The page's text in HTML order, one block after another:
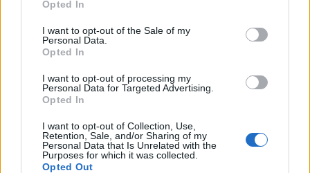
Opted In
I want to opt-out of the Sale of my
Personal Data.
Opted In
I want to opt-out of processing my
Personal Data for Targeted Advertising.
Opted In
I want to opt-out of Collection, Use,
Retention, Sale, and/or Sharing of my
Personal Data that Is Unrelated with the
Purposes for which it was collected.
Opted Out
περιφερειάρχης από τον ΥπΑΑΤ με την επιστολή
Πηγή: in.gr
Ακολουθήστε τοnotospress.grστο Google News και
μάθετε πρώτοιόλες τις ειδήσεις